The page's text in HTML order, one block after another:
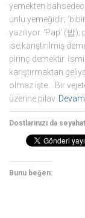
yemekten
ünlü yemeğidir;
yazılıyor. ‘Pap’ (밥
ise;karıştırılmış
pirinç demektir.
karıştırmaktan
olmaz işte… Bir
üzerine pilav
Dostlarınızı da
Bunu beğen: